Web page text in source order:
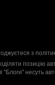
з
позицію
"Блоги" несуть